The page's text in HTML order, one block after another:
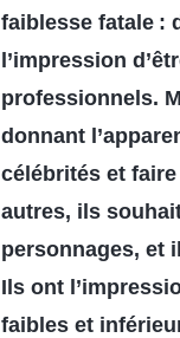
faiblesse fatale :
l’impression
professionnels.
donnant
célébrités et
autres, ils
personnages, et
Ils ont
faibles et